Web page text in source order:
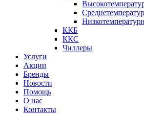
ККБ
ККС
Чиллеры
Услуги
Акции
Бренды
Новости
Помощь
О нас
Контакты